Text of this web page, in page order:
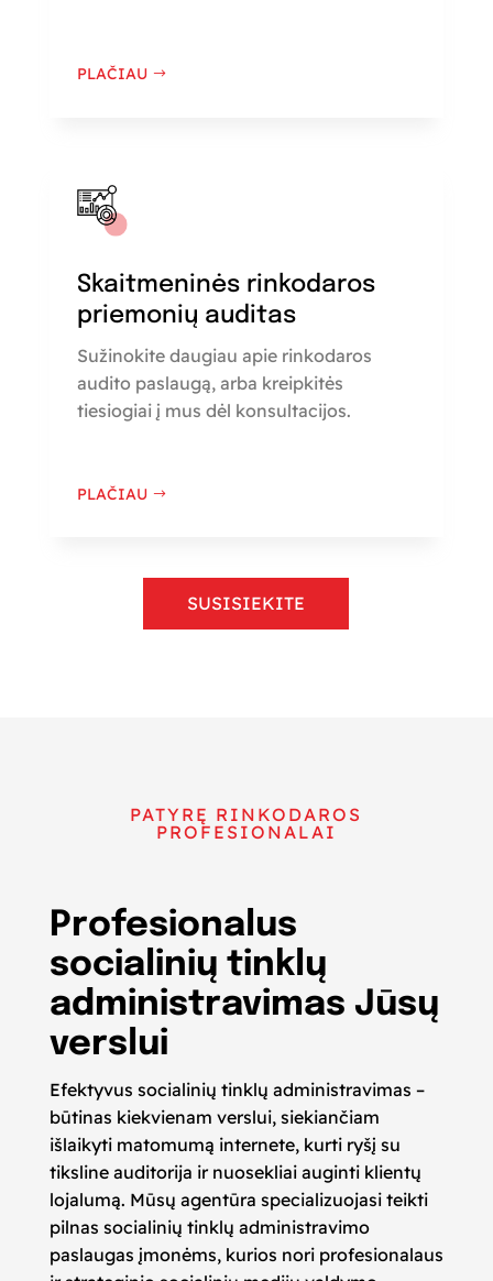
PLAČIAU
Skaitmeninės rinkodaros
priemonių auditas
Sužinokite daugiau apie rinkodaros
audito paslaugą, arba kreipkitės
tiesiogiai į mus dėl konsultacijos.
PLAČIAU
SUSISIEKITE
PATYRĘ RINKODAROS
PROFESIONALAI
Profesionalus
socialinių tinklų
administravimas Jūsų
verslui
Efektyvus socialinių tinklų administravimas –
būtinas kiekvienam verslui, siekiančiam
išlaikyti matomumą internete, kurti ryšį su
tiksline auditorija ir nuosekliai auginti klientų
lojalumą. Mūsų agentūra specializuojasi teikti
pilnas socialinių tinklų administravimo
paslaugas įmonėms, kurios nori profesionalaus